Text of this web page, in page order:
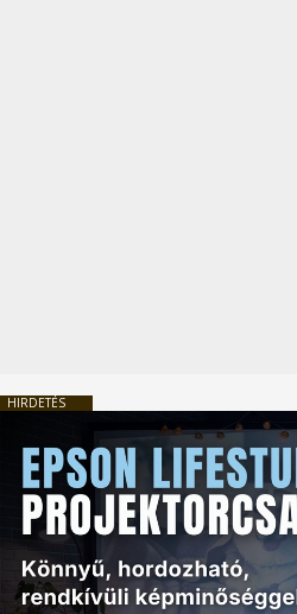
HIRDETÉS